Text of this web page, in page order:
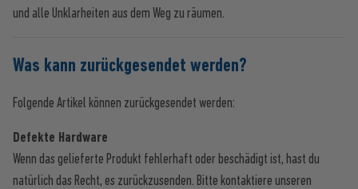
und alle Unklarheiten aus dem Weg zu räumen.
Was kann zurückgesendet werden?
Folgende Artikel können zurückgesendet werden:
Defekte Hardware
Wenn das gelieferte Produkt fehlerhaft oder beschädigt ist, hast du
natürlich das Recht, es zurückzusenden. Bitte kontaktiere unseren